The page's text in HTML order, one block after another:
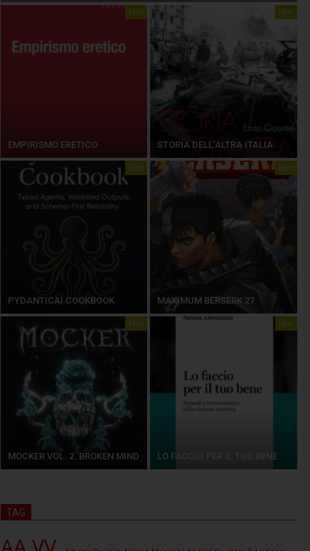
libri
EMPIRISMO ERETICO
libri
STORIA DELL’ALTRA ITALIA
libri
PYDANTICAI COOKBOOK
libri
MAXIMUM BERSERK 27
libri
MOCKER VOL. 2. BROKEN MIND
libri
LO FACCIO PER IL TUO BENE
TAG